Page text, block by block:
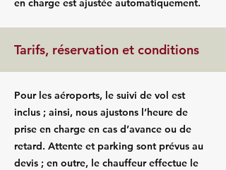
en charge est ajustée automatiquement.
Tarifs, réservation et conditions
Pour les aéroports, le suivi de vol est
inclus ; ainsi, nous ajustons l’heure de
prise en charge en cas d’avance ou de
retard. Attente et parking sont prévus au
devis ; en outre, le chauffeur effectue le